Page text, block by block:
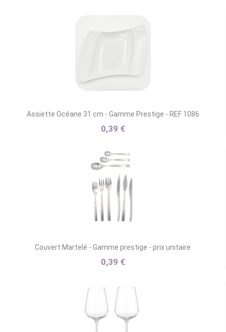
Assiette Océane 31 cm - Gamme Prestige - REF 1086
0,39 €
Couvert Martelé - Gamme prestige - prix unitaire
0,39 €